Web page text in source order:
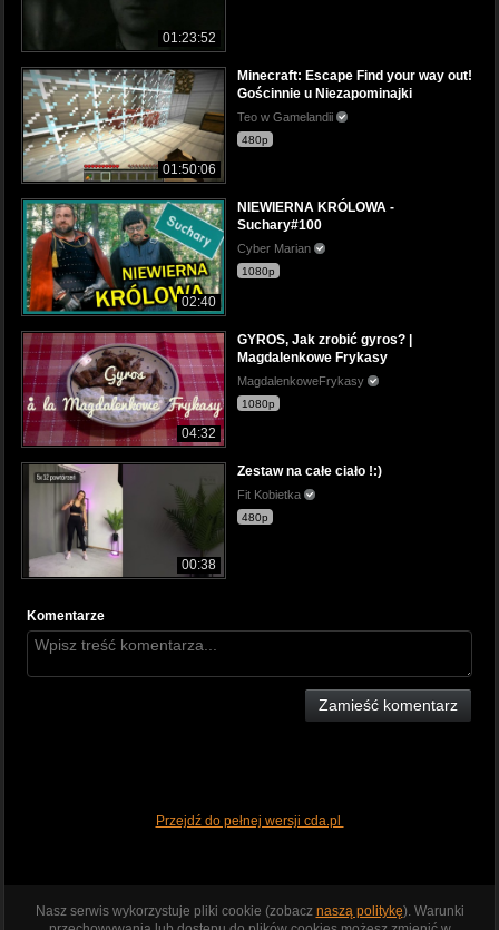
01:23:52
01:50:06
Minecraft: Escape Find your way out!
Gościnnie u Niezapominajki
Teo w Gamelandii
480p
02:40
NIEWIERNA KRÓLOWA -
Suchary#100
Cyber Marian
1080p
04:32
GYROS, Jak zrobić gyros? |
Magdalenkowe Frykasy
MagdalenkoweFrykasy
1080p
00:38
Zestaw na całe ciało !:)
Fit Kobietka
480p
Komentarze
Zamieść komentarz
Przejdź do pełnej wersji cda.pl
Nasz serwis wykorzystuje pliki cookie (zobacz naszą politykę). Warunki